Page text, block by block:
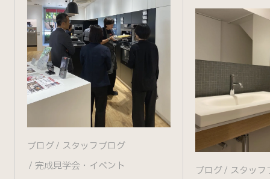
ブログ
スタッフブログ
完成見学会・イベント
ブログ スタッフ